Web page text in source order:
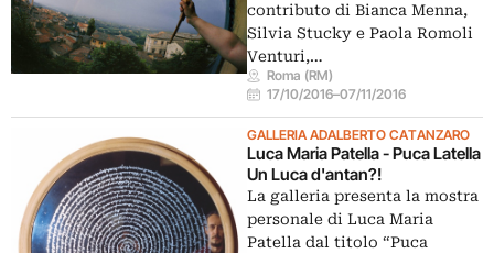
contributo di Bianca Menna,
Silvia Stucky e Paola Romoli
Venturi,…
Roma (RM)
17/10/2016–07/11/2016
GALLERIA ADALBERTO CATANZARO
Luca Maria Patella - Puca Latella
Un Luca d'antan?!
La galleria presenta la mostra
personale di Luca Maria
Patella dal titolo “Puca